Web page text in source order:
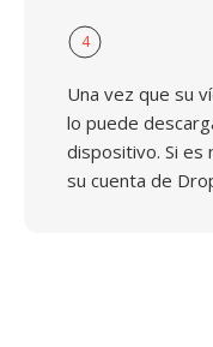
4
Una vez que su
lo puede
dispositivo. Si es
su cuenta de